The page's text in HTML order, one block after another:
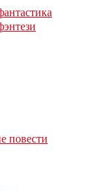
повести